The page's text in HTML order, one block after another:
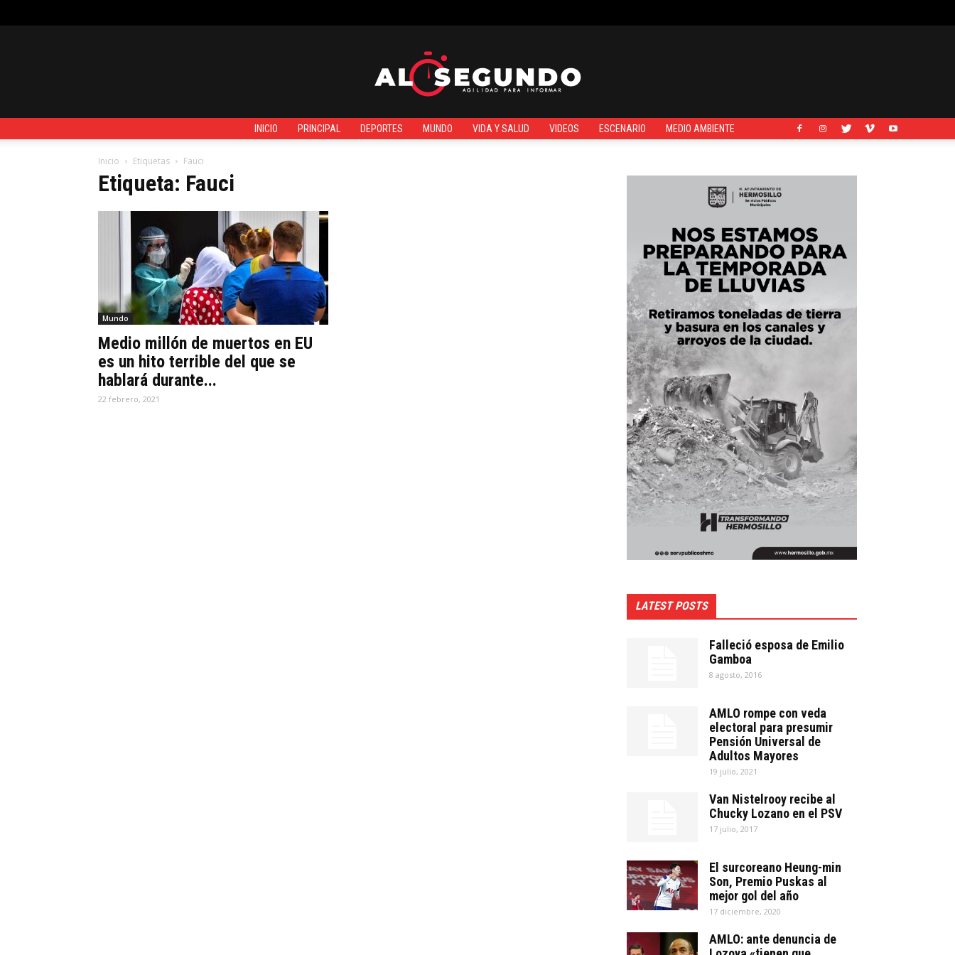
INICIO PRINCIPAL DEPORTES MUNDO VIDA Y SALUD VIDEOS ESCENARIO MEDIO AMBIENTE
Inicio Etiquetas Fauci
Etiqueta: Fauci
Mundo
Medio millón de muertos en EU
es un hito terrible del que se
hablará durante...
22 febrero, 2021
LATEST POSTS
Falleció esposa de Emilio
Gamboa
8 agosto, 2016
AMLO rompe con veda
electoral para presumir
Pensión Universal de
Adultos Mayores
19 julio, 2021
Van Nistelrooy recibe al
Chucky Lozano en el PSV
17 julio, 2017
El surcoreano Heung-min
Son, Premio Puskas al
mejor gol del año
17 diciembre, 2020
AMLO: ante denuncia de